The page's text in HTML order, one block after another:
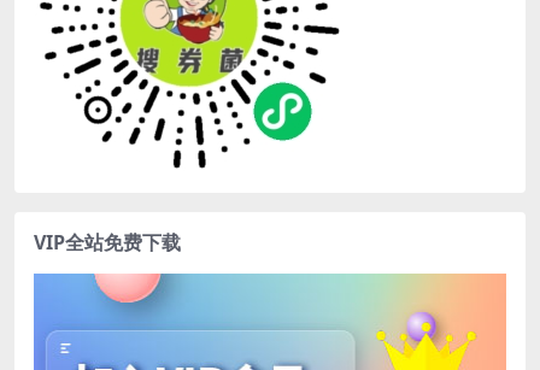
VIP全站免费下载